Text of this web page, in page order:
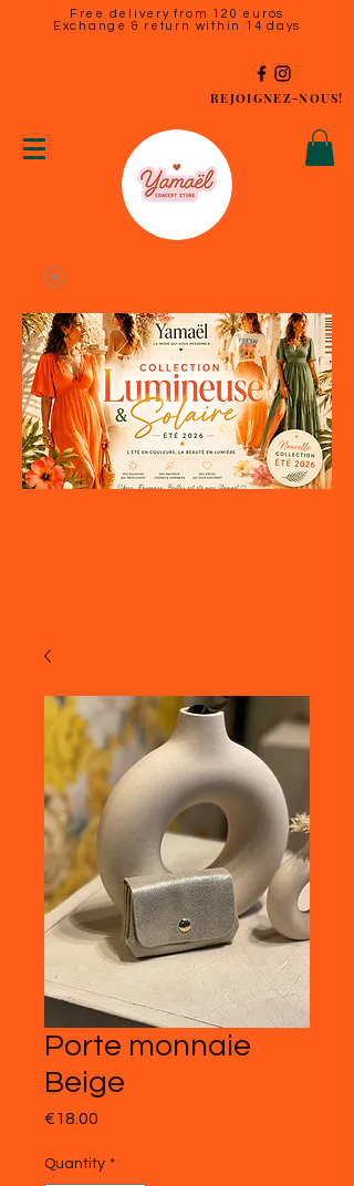
Free delivery from 120 euros
Exchange & return within 14 days
REJOIGNEZ-NOUS!
Porte monnaie
Beige
€18.00
Quantity *